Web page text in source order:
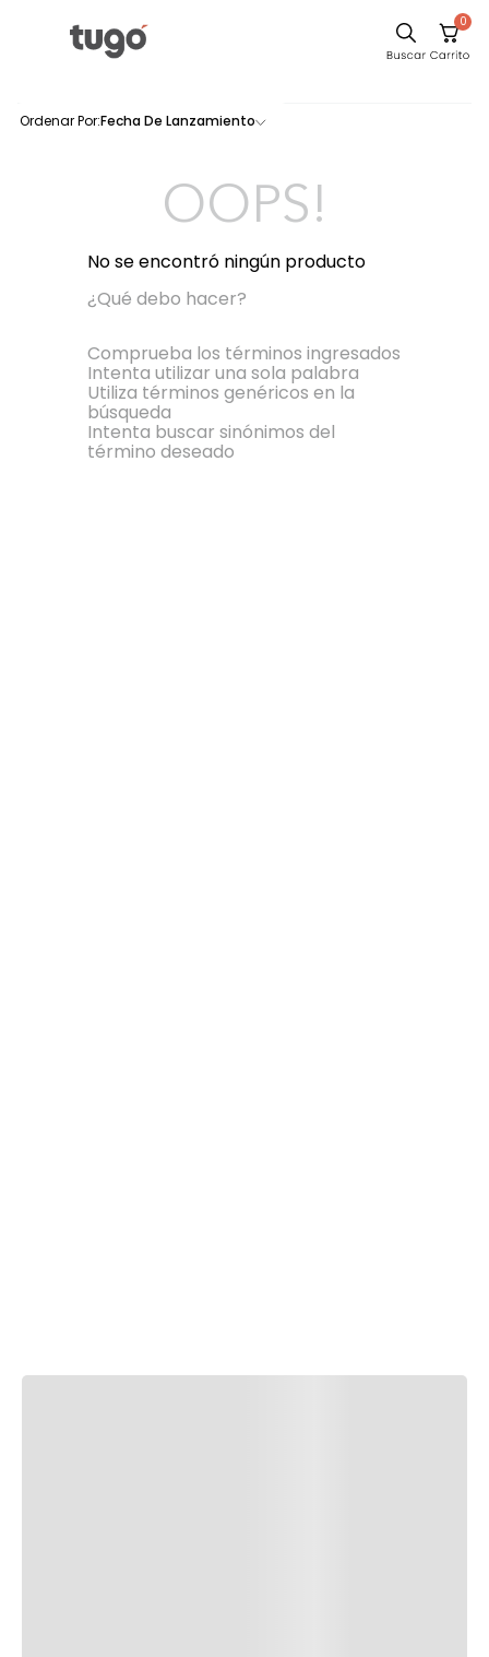
0
Fecha De Lanzamiento
0productos
OOPS!
No se encontró ningún producto
¿Qué debo hacer?
Comprueba los términos ingresados
Intenta utilizar una sola palabra
Utiliza términos genéricos en la
búsqueda
Intenta buscar sinónimos del
término deseado